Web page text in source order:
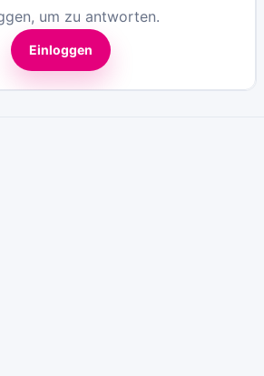
um zu antworten.
Einloggen